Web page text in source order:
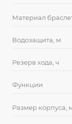
Материал
Водозащита, м
Резерв хода, ч
Функции
Размер корпуса,